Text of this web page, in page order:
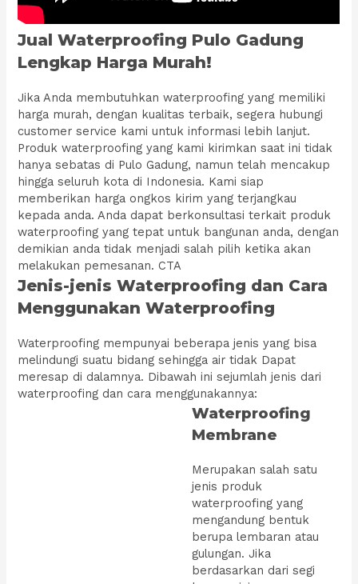
Jual Waterproofing Pulo Gadung
Lengkap Harga Murah!
Jika Anda membutuhkan waterproofing yang memiliki
harga murah, dengan kualitas terbaik, segera hubungi
customer service kami untuk informasi lebih lanjut.
Produk waterproofing yang kami kirimkan saat ini tidak
hanya sebatas di Pulo Gadung, namun telah mencakup
hingga seluruh kota di Indonesia. Kami siap
memberikan harga ongkos kirim yang terjangkau
kepada anda. Anda dapat berkonsultasi terkait produk
waterproofing yang tepat untuk bangunan anda, dengan
demikian anda tidak menjadi salah pilih ketika akan
melakukan pemesanan. CTA
Jenis-jenis Waterproofing dan Cara
Menggunakan Waterproofing
Waterproofing mempunyai beberapa jenis yang bisa
melindungi suatu bidang sehingga air tidak Dapat
meresap di dalamnya. Dibawah ini sejumlah jenis dari
waterproofing dan cara menggunakannya:
Waterproofing
Membrane
Merupakan salah satu
jenis produk
waterproofing yang
mengandung bentuk
berupa lembaran atau
gulungan. Jika
berdasarkan dari segi